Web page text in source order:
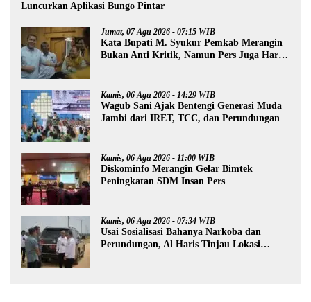
Luncurkan Aplikasi Bungo Pintar
Jumat, 07 Agu 2026 - 07:15 WIB
Kata Bupati M. Syukur Pemkab Merangin
Bukan Anti Kritik, Namun Pers Juga Harus
Kamis, 06 Agu 2026 - 14:29 WIB
Wagub Sani Ajak Bentengi Generasi Muda
Jambi dari IRET, TCC, dan Perundungan
Kamis, 06 Agu 2026 - 11:00 WIB
Diskominfo Merangin Gelar Bimtek
Peningkatan SDM Insan Pers
Kamis, 06 Agu 2026 - 07:34 WIB
Usai Sosialisasi Bahanya Narkoba dan
Perundungan, Al Haris Tinjau Lokasi